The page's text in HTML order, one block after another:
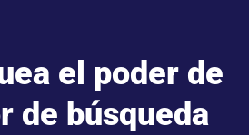
el poder de
de búsqueda